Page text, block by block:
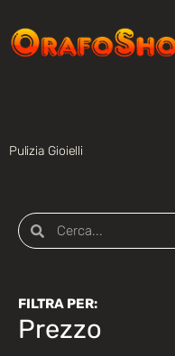
Pulizia Gioielli
FILTRA PER:
Prezzo